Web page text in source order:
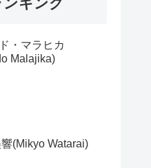
キング
・マラヒカ
Malajika)
(Mikyo Watarai)